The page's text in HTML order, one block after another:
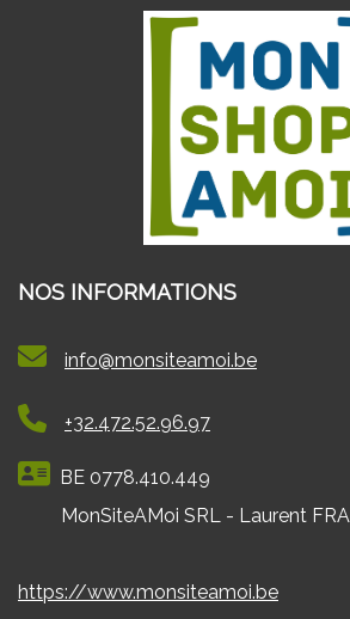
NOS INFORMATIONS
info@monsiteamoi.be
+32.472.52.96.97
BE 0778.410.449
MonSiteAMoi SRL - Laurent
https://www.monsiteamoi.be